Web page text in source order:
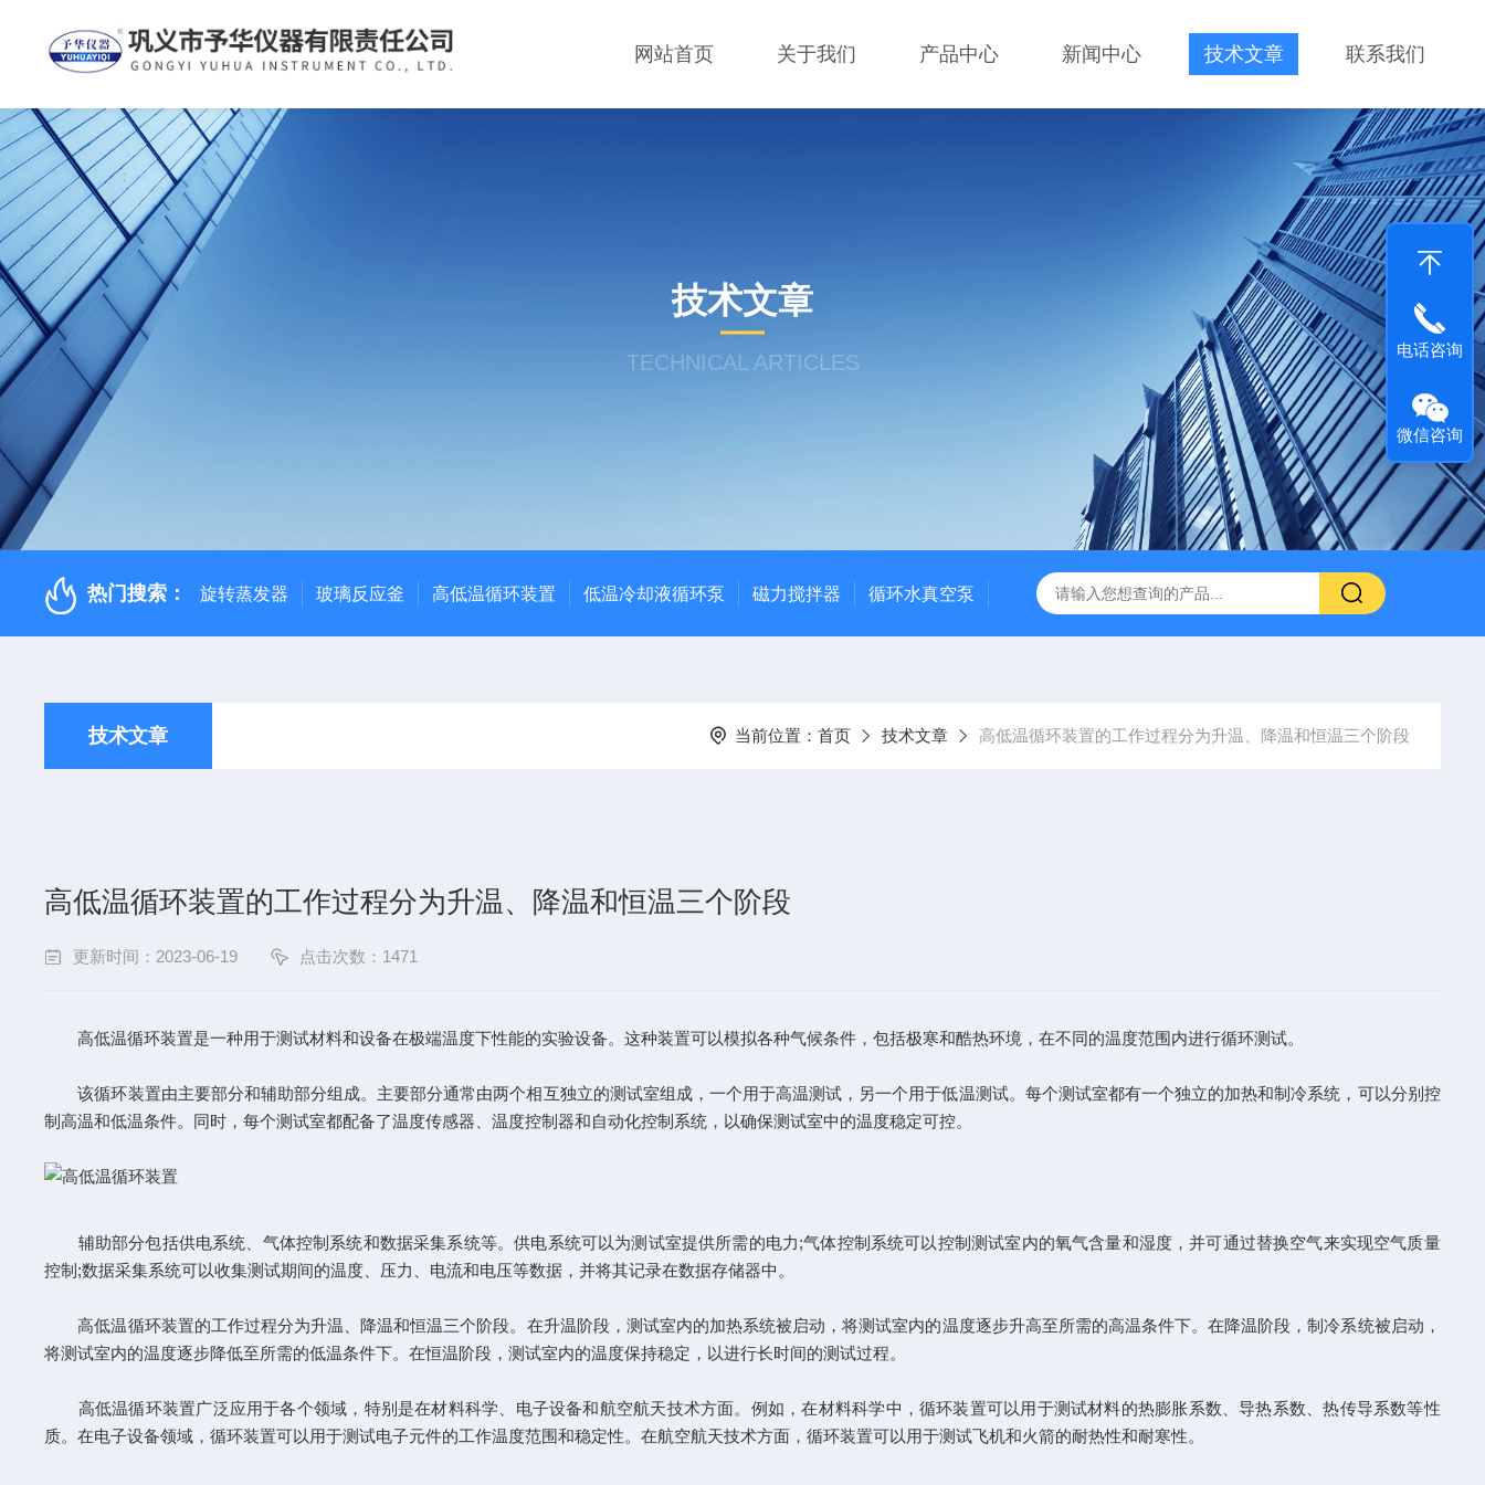
网站首页 关于我们 产品中心 新闻中心 技术文章 联系我们
技术文章
TECHNICAL ARTICLES
热门搜索： 旋转蒸发器 玻璃反应釜 高低温循环装置 低温冷却液循环泵 磁力搅拌器 循环水真空泵
技术文章 当前位置： 首页 技术文章 高低温循环装置的工作过程分为升温、降温和恒温三个阶段
高低温循环装置的工作过程分为升温、降温和恒温三个阶段
更新时间：2023-06-19 点击次数：1471
高低温循环装置是一种用于测试材料和设备在极端温度下性能的实验设备。这种装置可以模拟各种气候条件，包括极寒和酷热环境，在不同的温度范围内进行循环测试。
该循环装置由主要部分和辅助部分组成。主要部分通常由两个相互独立的测试室组成，一个用于高温测试，另一个用于低温测试。每个测试室都有一个独立的加热和制冷系统，可以分别控
制高温和低温条件。同时，每个测试室都配备了温度传感器、温度控制器和自动化控制系统，以确保测试室中的温度稳定可控。
辅助部分包括供电系统、气体控制系统和数据采集系统等。供电系统可以为测试室提供所需的电力;气体控制系统可以控制测试室内的氧气含量和湿度，并可通过替换空气来实现空气质量
控制;数据采集系统可以收集测试期间的温度、压力、电流和电压等数据，并将其记录在数据存储器中。
高低温循环装置的工作过程分为升温、降温和恒温三个阶段。在升温阶段，测试室内的加热系统被启动，将测试室内的温度逐步升高至所需的高温条件下。在降温阶段，制冷系统被启动，
将测试室内的温度逐步降低至所需的低温条件下。在恒温阶段，测试室内的温度保持稳定，以进行长时间的测试过程。
高低温循环装置广泛应用于各个领域，特别是在材料科学、电子设备和航空航天技术方面。例如，在材料科学中，循环装置可以用于测试材料的热膨胀系数、导热系数、热传导系数等性
质。在电子设备领域，循环装置可以用于测试电子元件的工作温度范围和稳定性。在航空航天技术方面，循环装置可以用于测试飞机和火箭的耐热性和耐寒性。
电话咨询
微信咨询